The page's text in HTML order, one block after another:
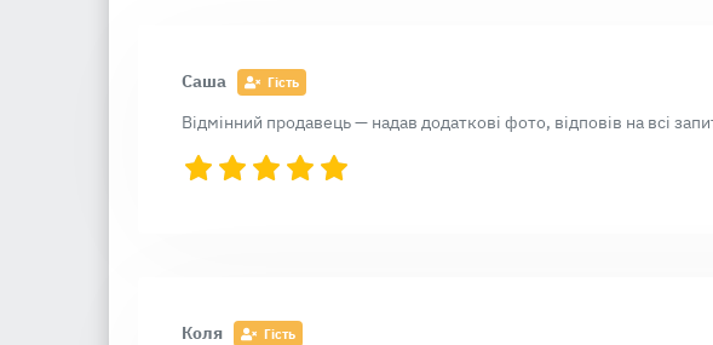
Саша Гість
Відмінний продавець — надав додаткові фото, відповів на всі
Коля Гість